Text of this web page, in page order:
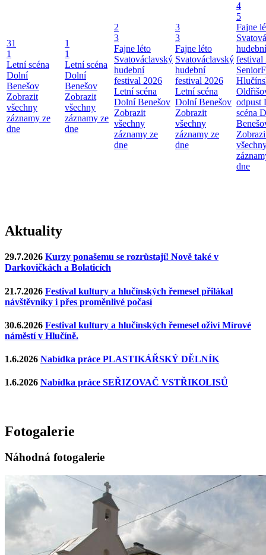
31
1
Letní scéna
Dolní
Benešov
Zobrazit
všechny
záznamy ze
dne
1
1
Letní scéna
Dolní
Benešov
Zobrazit
všechny
záznamy ze
dne
2
3
Fajne léto
Svatováclavský
hudební
festival 2026
Letní scéna
Dolní Benešov
Zobrazit
všechny
záznamy ze
dne
3
3
Fajne léto
Svatováclavský
hudební
festival 2026
Letní scéna
Dolní Benešov
Zobrazit
všechny
záznamy ze
dne
4
5
Fajne
hudební
festival
odpust
scéna
dne
Aktuality
29.7.2026 Kurzy ponašemu se rozrůstají! Nově také v
Darkovičkách a Bolaticích
21.7.2026 Festival kultury a hlučínských řemesel přilákal
návštěvníky i přes proměnlivé počasí
30.6.2026 Festival kultury a hlučínských řemesel oživí Mírové
náměstí v Hlučíně.
1.6.2026 Nabídka práce PLASTIKÁŘSKÝ DĚLNÍK
1.6.2026 Nabídka práce SEŘIZOVAČ VSTŘIKOLISŮ
Fotogalerie
Náhodná fotogalerie